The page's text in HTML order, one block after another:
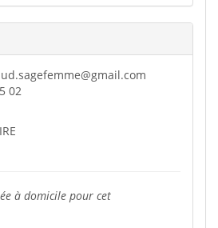
02
à domicile pour cet